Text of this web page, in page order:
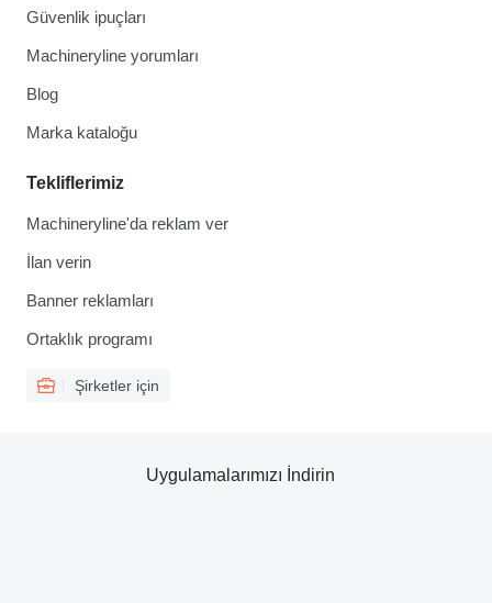
Güvenlik ipuçları
Machineryline yorumları
Blog
Marka kataloğu
Tekliflerimiz
Machineryline'da reklam ver
İlan verin
Banner reklamları
Ortaklık programı
Şirketler için
Uygulamalarımızı İndirin